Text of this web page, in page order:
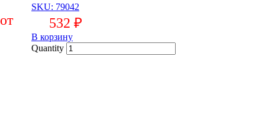
SKU: 79042
532 ₽
В корзину
Quantity